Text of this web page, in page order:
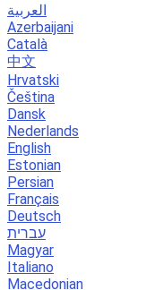
العربية
Azerbaijani
Català
中文
Hrvatski
Čeština
Dansk
Nederlands
English
Estonian
Persian
Français
Deutsch
עברית
Magyar
Italiano
Macedonian